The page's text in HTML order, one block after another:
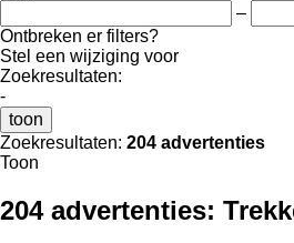
–
Ontbreken er filters?
Stel een wijziging voor
Zoekresultaten:
-
toon
Zoekresultaten: 204 advertenties
Toon
204 advertenties: